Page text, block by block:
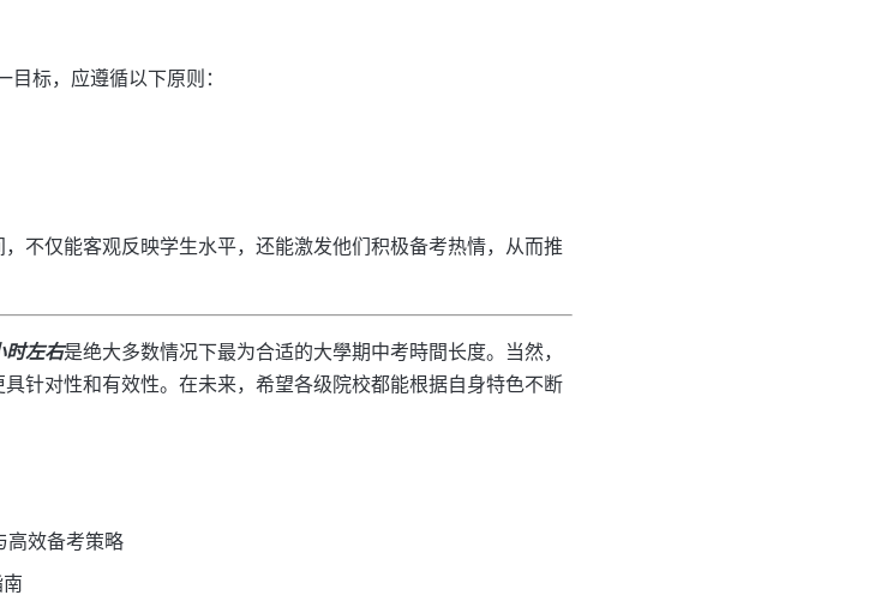
目标，应遵循以下原则：
不仅能客观反映学生水平，还能激发他们积极备考热情，从而推
时左右是绝大多数情况下最为合适的大學期中考時間长度。当然，
针对性和有效性。在未来，希望各级院校都能根据自身特色不断
高效备考策略